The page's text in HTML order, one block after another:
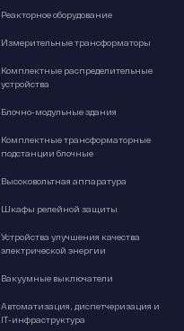
Реакторное оборудование
Измерительные трансформаторы
Комплектные распределительные
устройства
Блочно-модульные здания
Комплектные трансформаторные
подстанции блочные
Высоковольтная аппаратура
Шкафы релейной защиты
Устройства улучшения качества
электрической энергии
Вакуумные выключатели
Автоматизация, диспетчеризация и
IT-инфраструктура